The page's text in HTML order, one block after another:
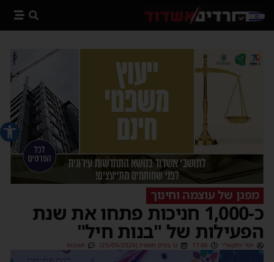
פתח
מפגן של עוצמה וחינוך
כ-1,000 חניכות פתחו את שנת
הפעילות של "בנות חיל"
יוסי יחזקאלי 17:46 ט׳ בסיון תשפ״ו (25/05/2026) תגובות